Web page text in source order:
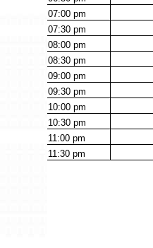
07:00pm
07:30pm
08:00pm
08:30pm
09:00pm
09:30pm
10:00pm
10:30pm
11:00pm
11:30pm